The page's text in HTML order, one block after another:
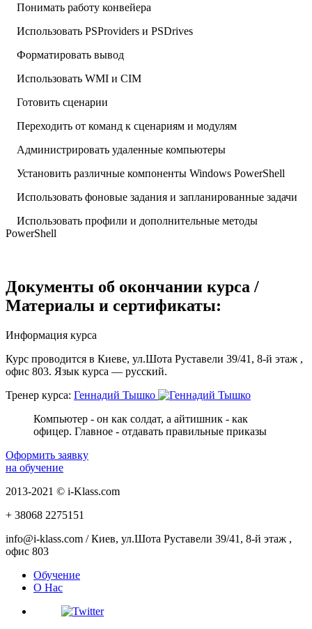
Понимать работу конвейера
Использовать PSProviders и PSDrives
Форматировать вывод
Использовать WMI и CIM
Готовить сценарии
Переходить от команд к сценариям и модулям
Администрировать удаленные компьютеры
Установить различные компоненты Windows PowerShell
Использовать фоновые задания и запланированные задачи
Использовать профили и дополнительные методы
PowerShell
Документы об окончании курса /
Материалы и сертификаты:
Информация курса
Курс проводится в Киеве, ул.Шота Руставели 39/41, 8-й этаж ,
офис 803. Язык курса — русский.
Тренер курса: Геннадий Тышко
Компьютер - он как солдат, а айтишник - как
офицер. Главное - отдавать правильные приказы
Оформить заявку
на обучение
2013-2021 © i-Klass.com
+ 38068 2275151
info@i-klass.com / Киев, ул.Шота Руставели 39/41, 8-й этаж ,
офис 803
Обучение
О Нас